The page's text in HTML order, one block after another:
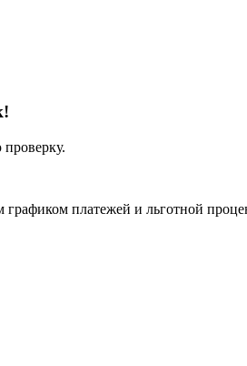
платежей и льготной